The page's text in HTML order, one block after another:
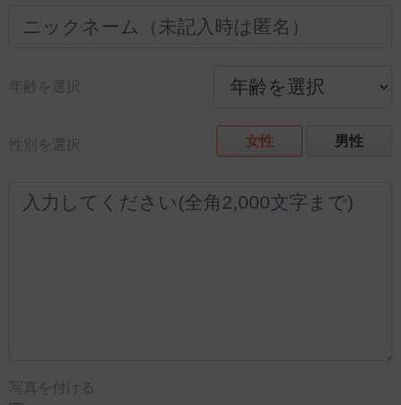
年齢を選択
性別を選択 女性 男性
写真を付ける